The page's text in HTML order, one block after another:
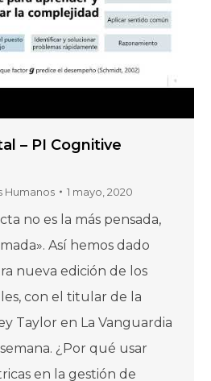
– PI Cognitive
Humanos 1 mayo, 2020
no es la más pensada,
Así hemos dado
nueva edición de los
con el titular de la
Taylor en La Vanguardia
¿Por qué usar
en la gestión de